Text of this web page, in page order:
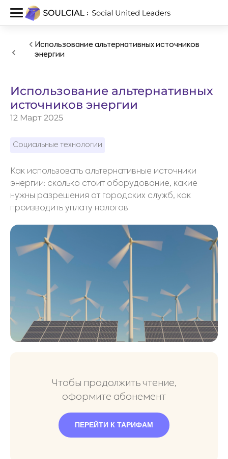
Использование альтернативных источников
энергии
Использование альтернативных
источников энергии
12 Март 2025
Социальные технологии
Как использовать альтернативные источники
энергии: сколько стоит оборудование, какие
нужны разрешения от городских служб, как
производить уплату налогов
Чтобы продолжить чтение,
оформите абонемент
ПЕРЕЙТИ К ТАРИФАМ